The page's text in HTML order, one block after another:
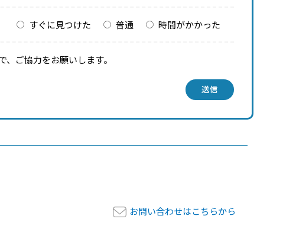
すぐに見つけた 普通 時間がかかった
ご協力をお願いします。
送信
お問い合わせはこちらから